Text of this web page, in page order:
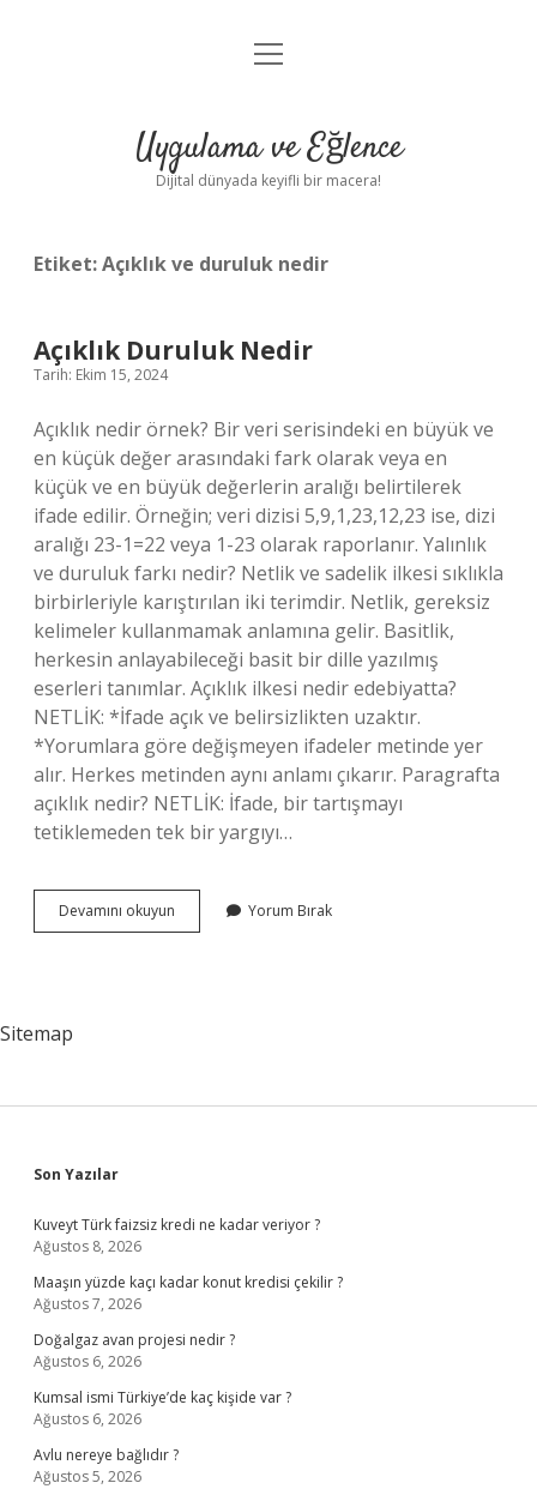
Anasayfa
Yasal Uyarı
menüyü
Uygulama ve Eğlence
Dijital dünyada keyifli bir macera!
Etiket:Açıklık ve duruluk nedir
Açıklık Duruluk Nedir
Tarih: Ekim 15, 2024
Açıklık nedir örnek? Bir veri serisindeki en büyük ve
en küçük değer arasındaki fark olarak veya en
küçük ve en büyük değerlerin aralığı belirtilerek
ifade edilir. Örneğin; veri dizisi 5,9,1,23,12,23 ise, dizi
aralığı 23-1=22 veya 1-23 olarak raporlanır. Yalınlık
ve duruluk farkı nedir? Netlik ve sadelik ilkesi sıklıkla
birbirleriyle karıştırılan iki terimdir. Netlik, gereksiz
kelimeler kullanmamak anlamına gelir. Basitlik,
herkesin anlayabileceği basit bir dille yazılmış
eserleri tanımlar. Açıklık ilkesi nedir edebiyatta?
NETLİK: *İfade açık ve belirsizlikten uzaktır.
*Yorumlara göre değişmeyen ifadeler metinde yer
alır. Herkes metinden aynı anlamı çıkarır. Paragrafta
açıklık nedir? NETLİK: İfade, bir tartışmayı
tetiklemeden tek bir yargıyı…
Devamını okuyun
Duruluk
Yorum Bırak
Sitemap
Sidebar
Son Yazılar
Kuveyt Türk faizsiz kredi ne kadar veriyor ?
Ağustos 8, 2026
Maaşın yüzde kaçı kadar konut kredisi çekilir ?
Ağustos 7, 2026
Doğalgaz avan projesi nedir ?
Ağustos 6, 2026
Kumsal ismi Türkiye’de kaç kişide var ?
Ağustos 6, 2026
Avlu nereye bağlıdır ?
Ağustos 5, 2026